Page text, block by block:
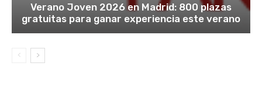
Verano Joven 2026 en Madrid: 800 plazas
gratuitas para ganar experiencia este verano